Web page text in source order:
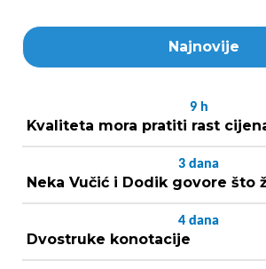
Najnovije
9 h
Kvaliteta mora pratiti rast
3 dana
Neka Vučić i Dodik govore što
4 dana
Dvostruke konotacije